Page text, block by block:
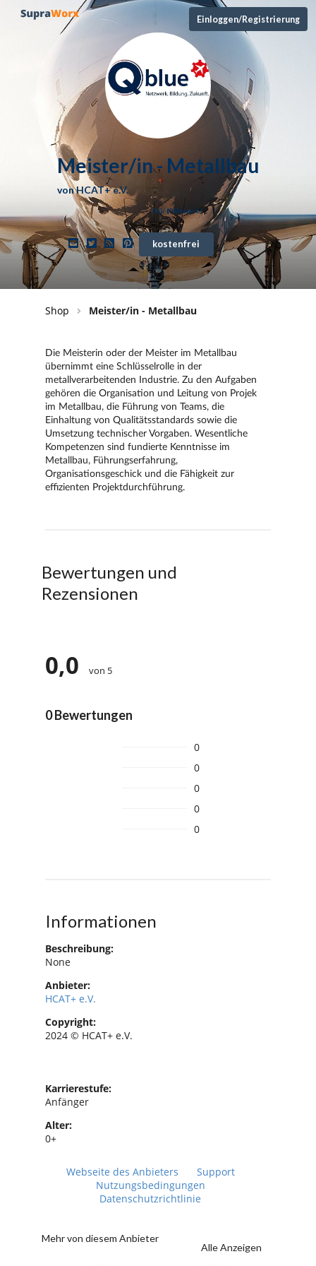
Einloggen/Registrierung
Meister/in - Metallbau
vonHCAT+ e.V.
0,0/ (0 Bewert.)
kostenfrei
Shop Meister/in - Metallbau
Bewertungen und
Rezensionen
0,0 von 5
0 Bewertungen
0
0
0
0
0
Informationen
Beschreibung:
None
Anbieter:
HCAT+ e.V.
Copyright:
2024 © HCAT+ e.V.
Karrierestufe:
Anfänger
Alter:
0+
Webseite des Anbieters
Support
Nutzungsbedingungen
Datenschutzrichtlinie
Mehr von diesem Anbieter
Alle Anzeigen